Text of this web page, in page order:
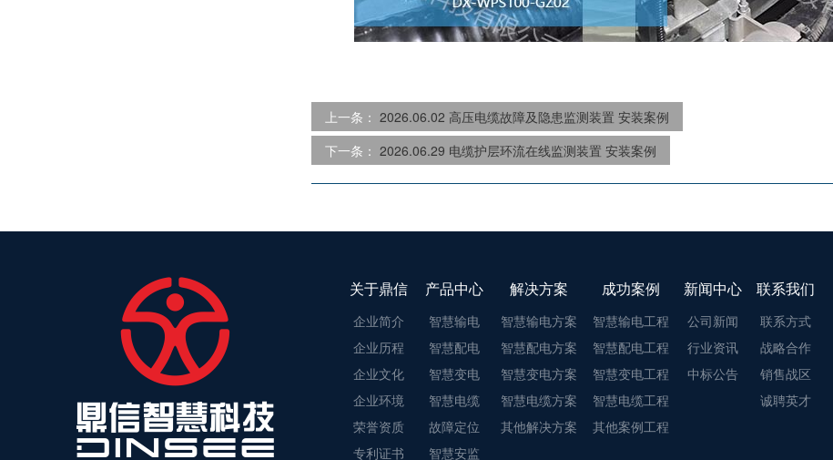
上一条： 2026.06.02 高压电缆故障及隐患监测装置 安装案例
下一条： 2026.06.29 电缆护层环流在线监测装置 安装案例
关于鼎信
企业简介
企业历程
企业文化
企业环境
荣誉资质
专利证书
产品中心
智慧输电
智慧配电
智慧变电
智慧电缆
故障定位
智慧安监
解决方案
智慧输电方案
智慧配电方案
智慧变电方案
智慧电缆方案
其他解决方案
成功案例
智慧输电工程
智慧配电工程
智慧变电工程
智慧电缆工程
其他案例工程
新闻中心
公司新闻
行业资讯
中标公告
联系我们
联系方式
战略合作
销售战区
诚聘英才